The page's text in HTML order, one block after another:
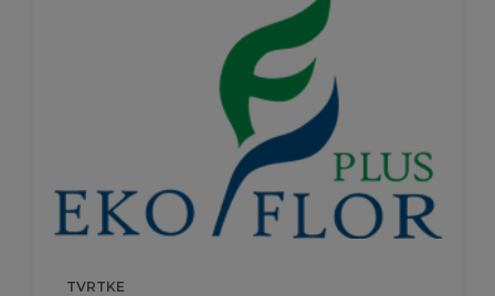
TVRTKE